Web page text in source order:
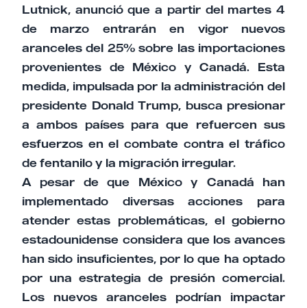
Lutnick, anunció que a partir del martes 4
de marzo entrarán en vigor nuevos
aranceles del 25% sobre las importaciones
provenientes de México y Canadá. Esta
medida, impulsada por la administración del
presidente Donald Trump, busca presionar
a ambos países para que refuercen sus
esfuerzos en el combate contra el tráfico
de fentanilo y la migración irregular.
A pesar de que México y Canadá han
implementado diversas acciones para
atender estas problemáticas, el gobierno
estadounidense considera que los avances
han sido insuficientes, por lo que ha optado
por una estrategia de presión comercial.
Los nuevos aranceles podrían impactar